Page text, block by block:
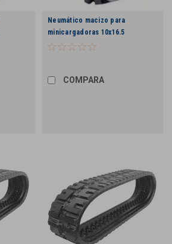
Neumático macizo para
minicargadoras 10x16.5
COMPARA